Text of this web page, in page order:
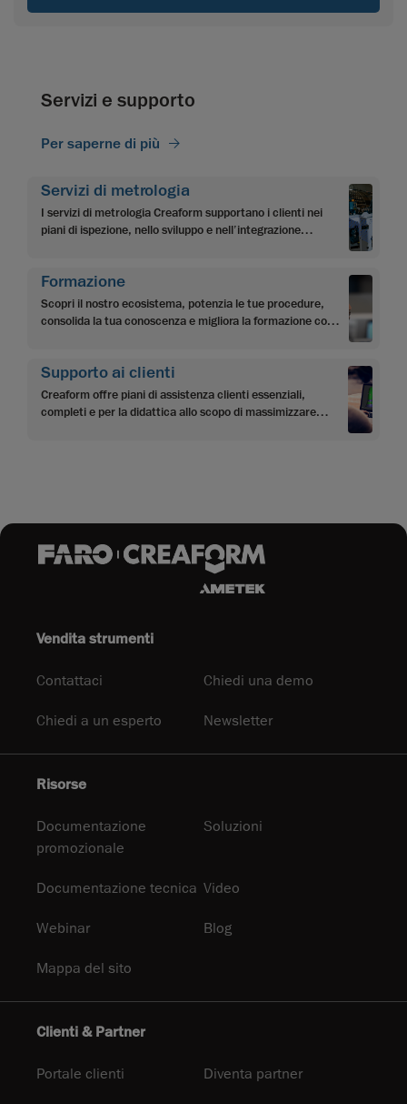
Servizi e supporto
Per saperne di più
Servizi di metrologia
I servizi di metrologia Creaform supportano i clienti nei
piani di ispezione, nello sviluppo e nell’integrazione
Formazione
Scopri il nostro ecosistema, potenzia le tue procedure,
consolida la tua conoscenza e migliora la formazione con i
Supporto ai clienti
Creaform offre piani di assistenza clienti essenziali,
completi e per la didattica allo scopo di massimizzare
Vendita strumenti
Contattaci Chiedi una demo
Chiedi a un esperto Newsletter
Risorse
Documentazione
promozionale
Soluzioni
Documentazione tecnica Video
Webinar Blog
Mappa del sito
Clienti & Partner
Portale clienti Diventa partner